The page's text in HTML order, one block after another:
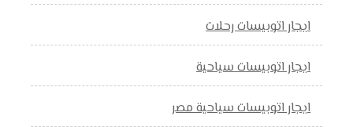
ايجار اتوبيسات رحلات
ايجار اتوبيسات سياحية
ايجار اتوبيسات سياحية مصر